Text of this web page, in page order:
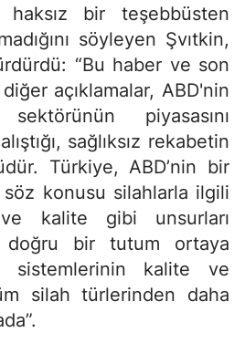
haksız bir teşebbüsten
söyleyen Şvıtkin,
“Bu haber ve son
açıklamalar, ABD'nin
piyasasını
sağlıksız rekabetin
Türkiye, ABD’nin bir
söz konusu silahlarla ilgili
kalite gibi unsurları
doğru bir tutum ortaya
sistemlerinin kalite ve
silah türlerinden daha